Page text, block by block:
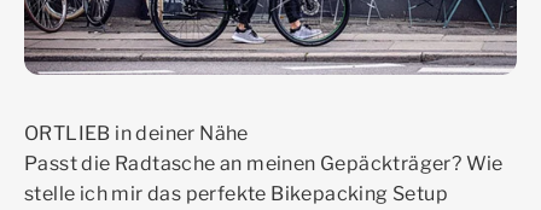
ORTLIEB in deiner Nähe
Passt die Radtasche an meinen Gepäckträger? Wie
stelle ich mir das perfekte Bikepacking Setup